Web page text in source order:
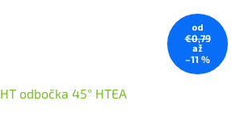
od
€0,79
až
–11 %
HT odbočka 45° HTEA